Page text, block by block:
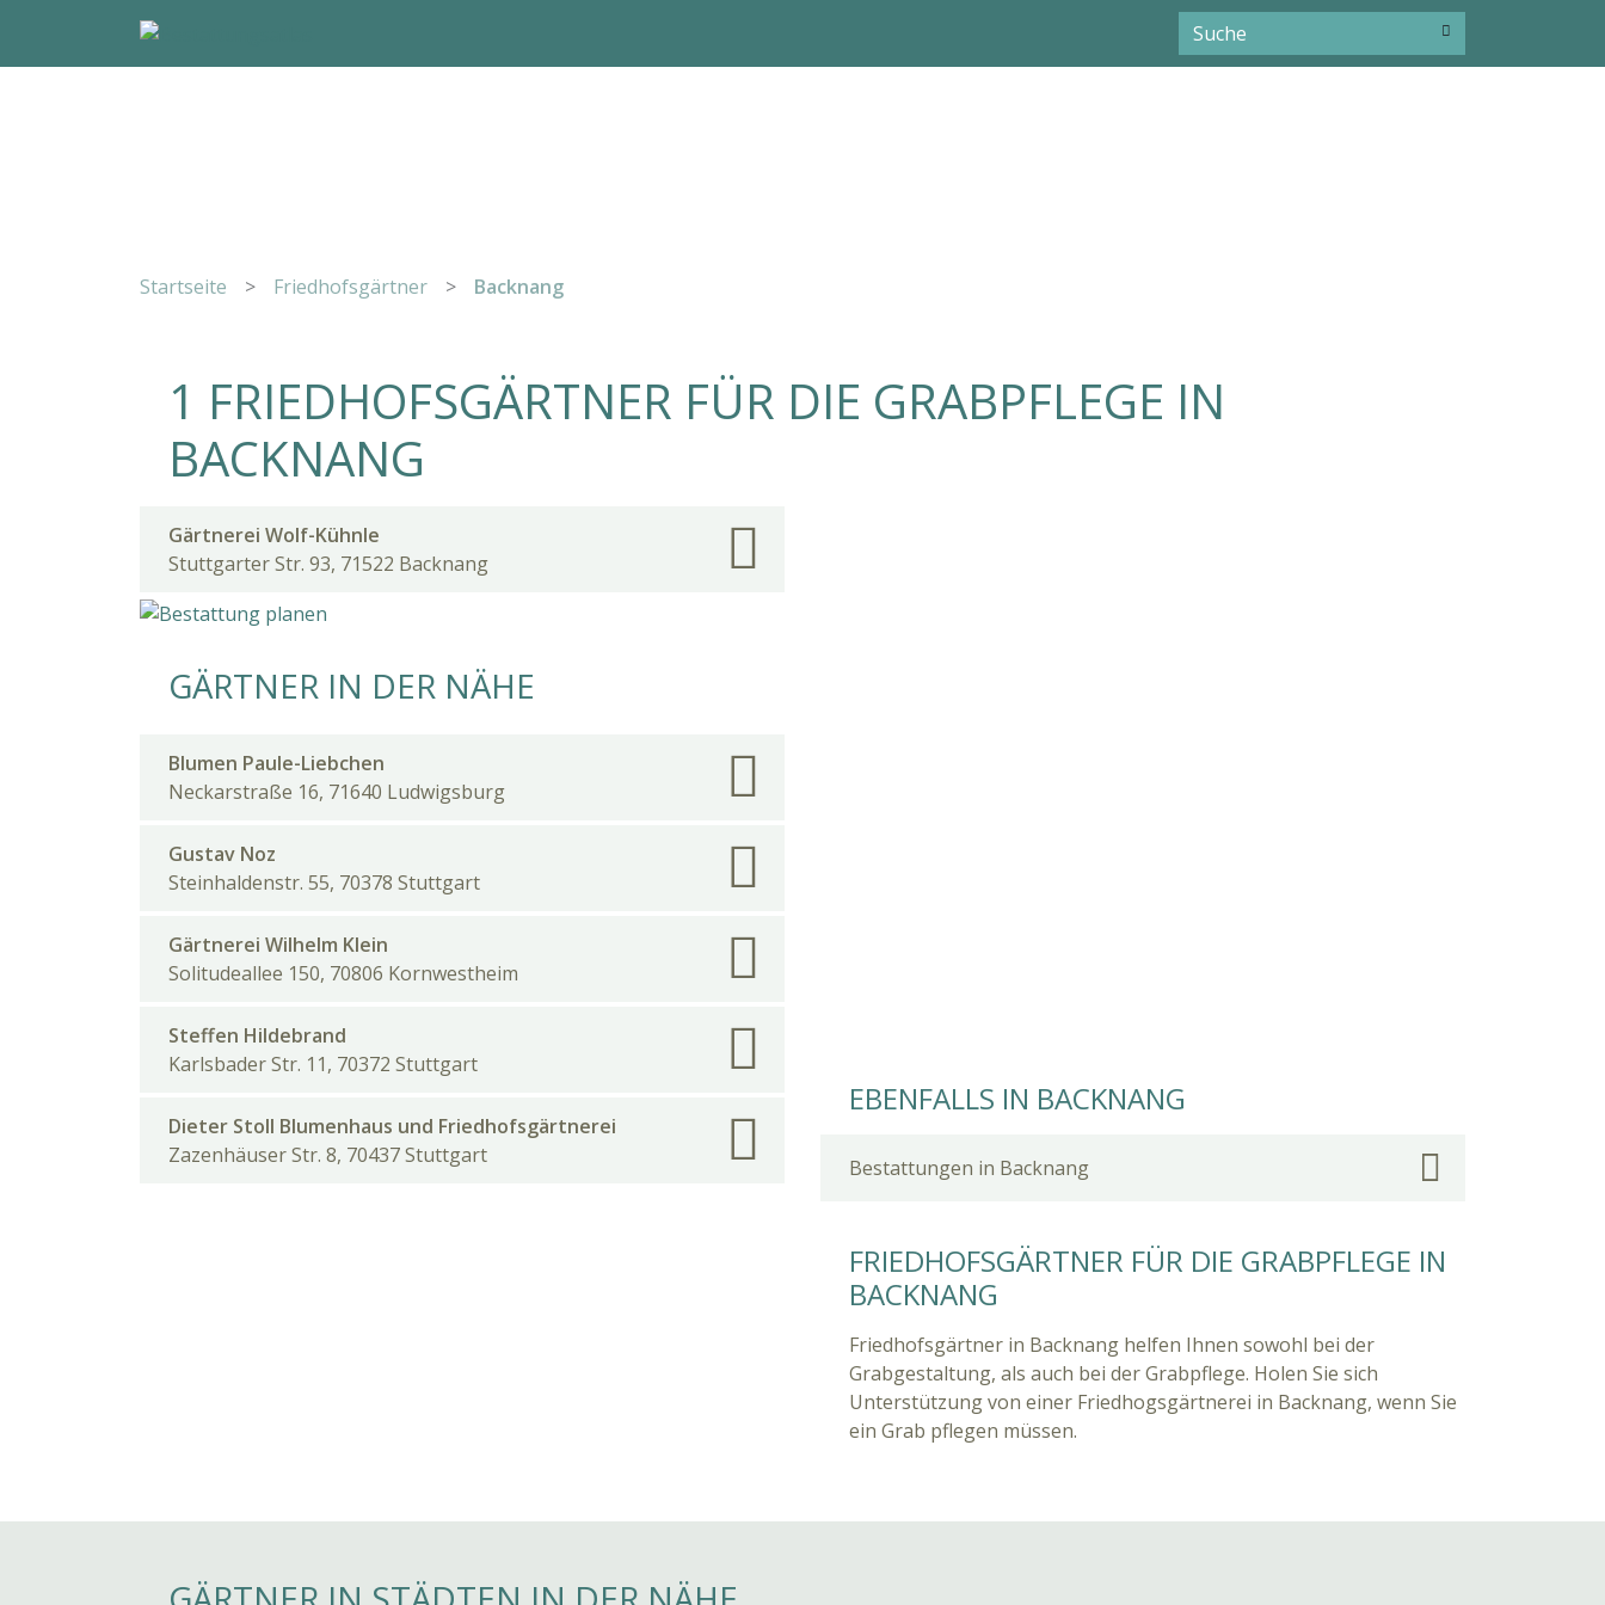
Startseite > Friedhofsgärtner > Backnang
1 FRIEDHOFSGÄRTNER FÜR DIE GRABPFLEGE IN
BACKNANG
Gärtnerei Wolf-Kühnle
Stuttgarter Str. 93, 71522 Backnang
GÄRTNER IN DER NÄHE
Blumen Paule-Liebchen
Neckarstraße 16, 71640 Ludwigsburg
Gustav Noz
Steinhaldenstr. 55, 70378 Stuttgart
Gärtnerei Wilhelm Klein
Solitudeallee 150, 70806 Kornwestheim
Steffen Hildebrand
Karlsbader Str. 11, 70372 Stuttgart
Dieter Stoll Blumenhaus und Friedhofsgärtnerei
Zazenhäuser Str. 8, 70437 Stuttgart
EBENFALLS IN BACKNANG
Bestattungen in Backnang
FRIEDHOFSGÄRTNER FÜR DIE GRABPFLEGE IN
BACKNANG
Friedhofsgärtner in Backnang helfen Ihnen sowohl bei der
Grabgestaltung, als auch bei der Grabpflege. Holen Sie sich
Unterstützung von einer Friedhogsgärtnerei in Backnang, wenn Sie
ein Grab pflegen müssen.